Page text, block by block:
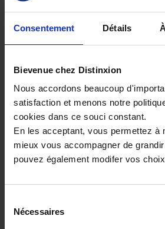
Consentement Détails
Bievenue chez Distinxion
Nous accordons beaucoup
satisfaction et menons notre
cookies dans ce souci constant.
En les acceptant, vous permettez à
mieux vous accompagner de
pouvez également modifer vos
Nécessaires
CITROEN C4
FACELIFT HYBRID 145 e-DSC6 MAX
10 km - 2025 - Essence
ou à partir de